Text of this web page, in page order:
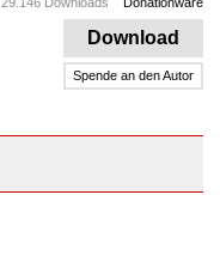
Download
Spende an den Autor